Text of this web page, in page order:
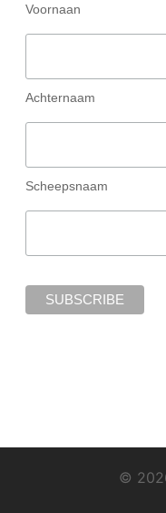
Voornaan
Achternaam
Scheepsnaam
©